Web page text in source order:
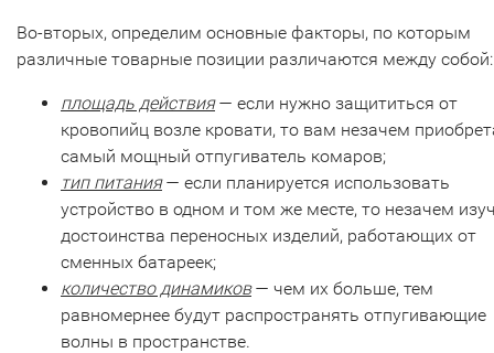
Во-вторых, определим основные факторы, по которым
различные товарные позиции различаются между собой:
площадь действия— если нужно защититься от
кровопийц возле кровати, то вам незачем
самый мощный отпугиватель комаров;
тип питания— если планируется использовать
устройство в одном и том же месте, то незачем
достоинства переносных изделий, работающих от
сменных батареек;
количество динамиков— чем их больше, тем
равномернее будут распространять отпугивающие
волны в пространстве.